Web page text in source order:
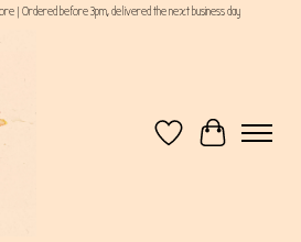
| Ordered before 3pm, delivered the next business day
VerlanglijstWinkelwagen